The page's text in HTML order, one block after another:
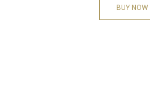
BUY NOW